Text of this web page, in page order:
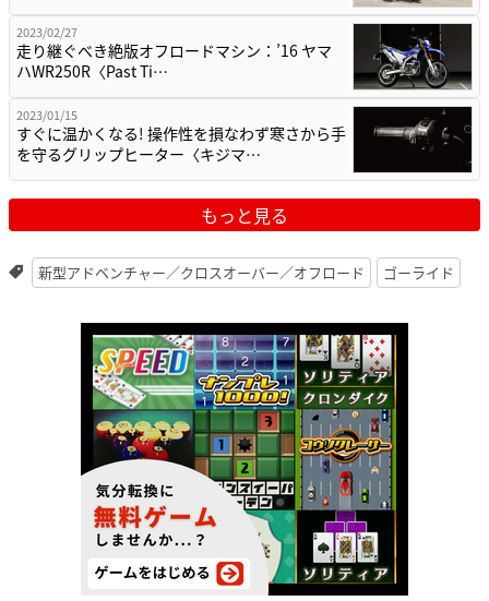
2023/02/27
走り継ぐべき絶版オフロードマシン：’16 ヤマ
ハWR250R〈Past Ti…
2023/01/15
すぐに温かくなる! 操作性を損なわず寒さから手
を守るグリップヒーター〈キジマ…
もっと見る
新型アドベンチャー／クロスオーバー／オフロード ゴーライド